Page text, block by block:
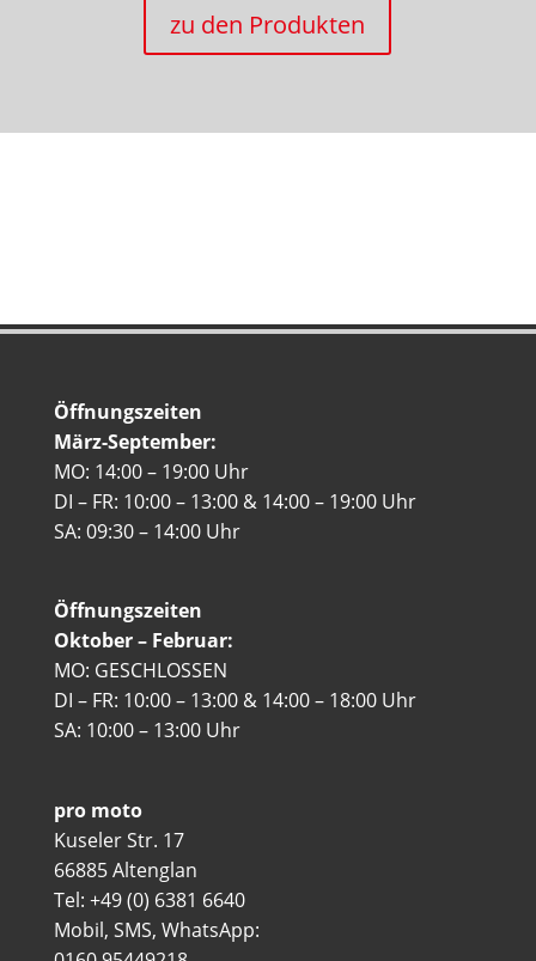
zu den Produkten
Öffnungszeiten
März-September:
MO: 14:00 – 19:00 Uhr
DI – FR: 10:00 – 13:00 & 14:00 – 19:00 Uhr
SA: 09:30 – 14:00 Uhr
Öffnungszeiten
Oktober – Februar:
MO: GESCHLOSSEN
DI – FR: 10:00 – 13:00 & 14:00 – 18:00 Uhr
SA: 10:00 – 13:00 Uhr
pro moto
Kuseler Str. 17
66885 Altenglan
Tel: +49 (0) 6381 6640
Mobil, SMS, WhatsApp: